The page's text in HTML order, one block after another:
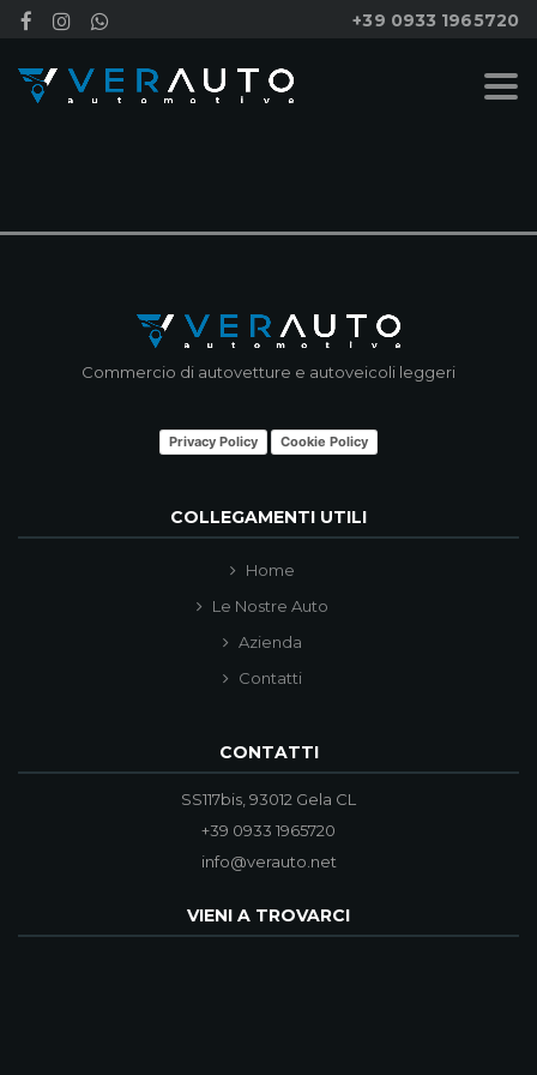
+39 0933 1965720
Commercio di autovetture e autoveicoli leggeri
Privacy Policy Cookie Policy
COLLEGAMENTI UTILI
Home
Le Nostre Auto
Azienda
Contatti
CONTATTI
SS117bis, 93012 Gela CL
+39 0933 1965720
info@verauto.net
VIENI A TROVARCI